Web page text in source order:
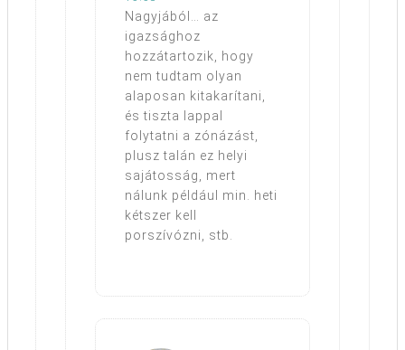
Nagyjából… az
igazsághoz
hozzátartozik, hogy
nem tudtam olyan
alaposan kitakarítani,
és tiszta lappal
folytatni a zónázást,
plusz talán ez helyi
sajátosság, mert
nálunk például min. heti
kétszer kell
porszívózni, stb.